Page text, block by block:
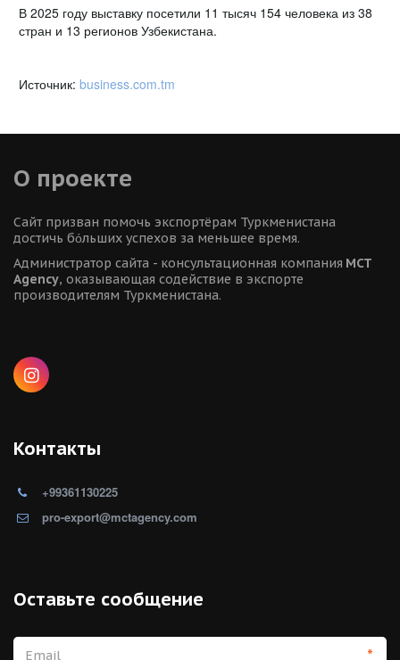
В 2025 году выставку посетили 11 тысяч 154 человека из 38
стран и 13 регионов Узбекистана.
Источник: business.com.tm
О проекте
Сайт призван помочь экспортёрам Туркменистана
достичь бόльших успехов за меньшее время.
Администратор сайта - консультационная компания MCT
Agency, оказывающая содействие в экспорте
производителям Туркменистана.
Контакты
+99361130225
pro-export@mctagency.com
Оставьте сообщение
*